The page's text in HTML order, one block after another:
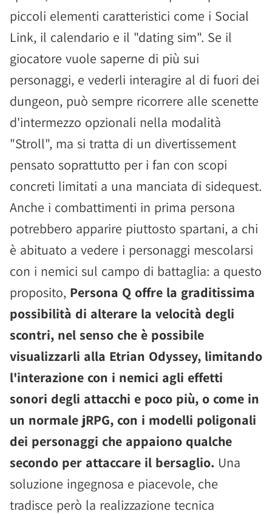
piccoli elementi caratteristici come i Social
Link, il calendario e il "dating sim". Se il
giocatore vuole saperne di più sui
personaggi, e vederli interagire al di fuori dei
dungeon, può sempre ricorrere alle scenette
d'intermezzo opzionali nella modalità
"Stroll", ma si tratta di un divertissement
pensato soprattutto per i fan con scopi
concreti limitati a una manciata di sidequest.
Anche i combattimenti in prima persona
potrebbero apparire piuttosto spartani, a chi
è abituato a vedere i personaggi mescolarsi
con i nemici sul campo di battaglia: a questo
proposito, Persona Q offre la graditissima
possibilità di alterare la velocità degli
scontri, nel senso che è possibile
visualizzarli alla Etrian Odyssey, limitando
l'interazione con i nemici agli effetti
sonori degli attacchi e poco più, o come in
un normale jRPG, con i modelli poligonali
dei personaggi che appaiono qualche
secondo per attaccare il bersaglio. Una
soluzione ingegnosa e piacevole, che
tradisce però la realizzazione tecnica